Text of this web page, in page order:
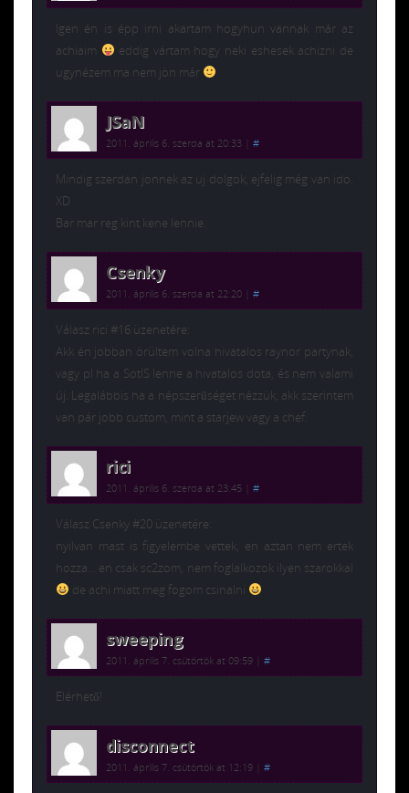
Igen én is épp irni akartam hogyhun vannak már az
achiaim
eddig vártam hogy neki eshesek achizni de
ugynézem ma nem jön már
JSaN
2011. április 6. szerda at 20:33 #
Mindig szerdan jonnek az uj dolgok, ejfelig még van ido.
XD
Bar mar reg kint kene lennie.
Csenky
2011. április 6. szerda at 22:20 #
Válasz rici #16 üzenetére:
Akk én jobban örültem volna hivatalos raynor partynak,
vagy pl ha a SotIS lenne a hivatalos dota, és nem valami
új. Legalábbis ha a népszerűséget nézzük, akk szerintem
van pár jobb custom, mint a starjew vagy a chef.
rici
2011. április 6. szerda at 23:45 #
Válasz Csenky #20 üzenetére:
nyilvan mast is figyelembe vettek, en aztan nem ertek
hozza… en csak sc2zom, nem foglalkozok ilyen szarokkal
de achi miatt meg fogom csinalni
sweeping
2011. április 7. csütörtök at 09:59 #
Elérhető!
disconnect
2011. április 7. csütörtök at 12:19 #